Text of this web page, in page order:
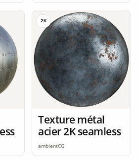
2K
Texture métal
acier 2K seamless
ambientCG